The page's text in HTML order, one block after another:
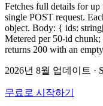
Fetches full details for
single POST request.
object. Body: { ids:
Metered per 50-id chunk;
returns 200 with an
2026년 8월 업데이트 ·
무료로 시작하기